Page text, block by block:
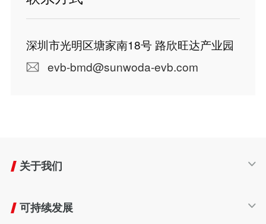
深圳市光明区塘家南18号 路欣旺达产业园
evb-bmd@sunwoda-evb.com
关于我们
发展历程
可持续发展